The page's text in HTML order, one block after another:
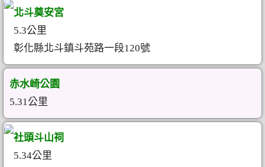
北斗奠安宮
5.3公里
彰化縣北斗鎮斗苑路一段120號
赤水崎公園
5.31公里
社頭斗山祠
5.34公里